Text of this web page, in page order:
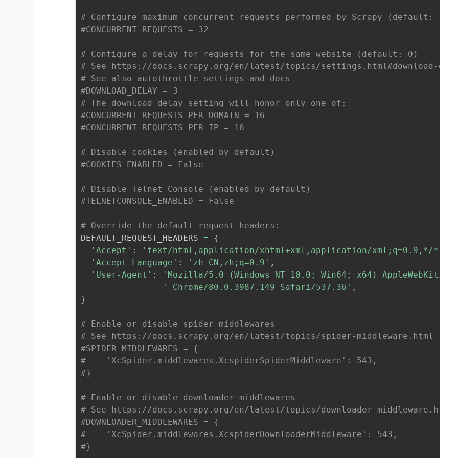
# Configure maximum concurrent requests performed by Scrapy (default: 16)
#CONCURRENT_REQUESTS = 32
# Configure a delay for requests for the same website (default: 0)
# See https://docs.scrapy.org/en/latest/topics/settings.html#download-
# See also autothrottle settings and docs
#DOWNLOAD_DELAY = 3
# The download delay setting will honor only one of:
#CONCURRENT_REQUESTS_PER_DOMAIN = 16
#CONCURRENT_REQUESTS_PER_IP = 16
# Disable cookies (enabled by default)
#COOKIES_ENABLED = False
# Disable Telnet Console (enabled by default)
#TELNETCONSOLE_ENABLED = False
# Override the default request headers:
DEFAULT_REQUEST_HEADERS =
{
'Accept' :
'text/html,application/xhtml+xml,application/xml;q=0.9,*/
'Accept-Language' : 'zh-CN,zh;q=0.9' ,
'User-Agent' :
'Mozilla/5.0 (Windows NT 10.0; Win64; x64) AppleWebKit/
' Chrome/80.0.3987.149 Safari/537.36' ,
}
# Enable or disable spider middlewares
# See https://docs.scrapy.org/en/latest/topics/spider-middleware.html
#SPIDER_MIDDLEWARES = {
#    'XcSpider.middlewares.XcspiderSpiderMiddleware': 543,
#}
# Enable or disable downloader middlewares
# See https://docs.scrapy.org/en/latest/topics/downloader-middleware.html
#DOWNLOADER_MIDDLEWARES = {
#    'XcSpider.middlewares.XcspiderDownloaderMiddleware': 543,
#}